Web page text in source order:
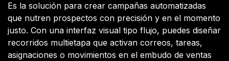
Es la solución para crear campañas automatizadas
que nutren prospectos con precisión y en el momento
justo. Con una interfaz visual tipo flujo, puedes diseñar
recorridos multietapa que activan correos, tareas,
asignaciones o movimientos en el embudo de ventas